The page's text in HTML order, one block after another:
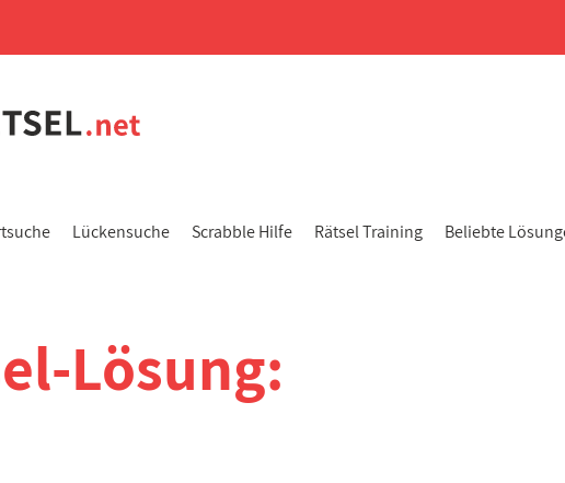
Lückensuche Scrabble Hilfe Rätsel Training Beliebte
Lösung: